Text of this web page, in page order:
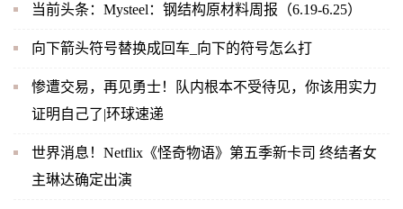
当前头条：Mysteel：钢结构原材料周报（6.19-6.25）
向下箭头符号替换成回车_向下的符号怎么打
惨遭交易，再见勇士！队内根本不受待见，你该用实力
证明自己了|环球速递
世界消息！Netflix《怪奇物语》第五季新卡司 终结者女
主琳达确定出演